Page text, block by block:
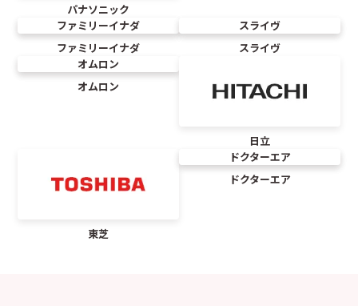
パナソニック
ファミリーイナダ
ファミリーイナダ
スライヴ
スライヴ
オムロン
オムロン
日立
東芝
ドクターエア
ドクターエア